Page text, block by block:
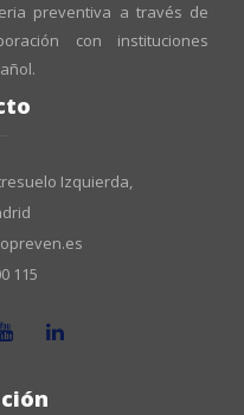
preventiva a través de
con instituciones
Izquierda,
115